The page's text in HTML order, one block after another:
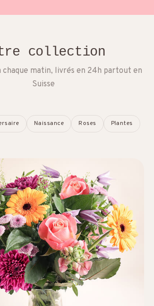
collection
chaque matin, livrés en 24h partout en
Suisse
Naissance Roses Plantes